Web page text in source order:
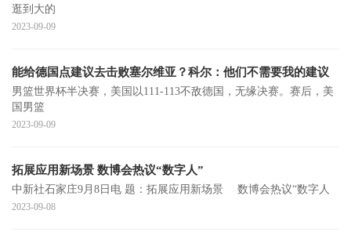
逛到大的
2023-09-09
能给德国点建议去击败塞尔维亚？科尔：他们不需要我的建议
男篮世界杯半决赛，美国以111-113不敌德国，无缘决赛。赛后，美
国男篮
2023-09-09
拓展应用新场景 数博会热议“数字人”
中新社石家庄9月8日电 题：拓展应用新场景 数博会热议“数字人
2023-09-08